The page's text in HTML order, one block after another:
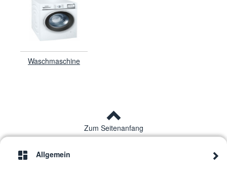
Waschmaschine
Zum Seitenanfang
Allgemein